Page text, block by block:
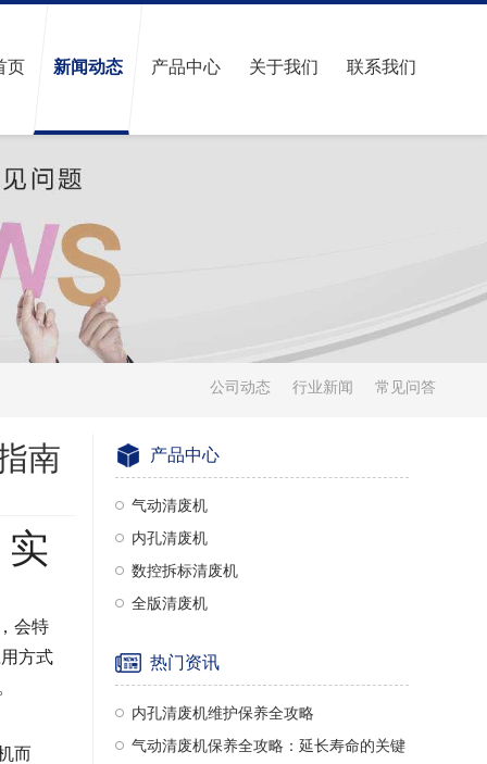
页 新闻动态 产品中心 关于我们 联系我们
公司动态 行业新闻 常见问答
南
会特
方式
而
产品中心
气动清废机
内孔清废机
数控拆标清废机
全版清废机
热门资讯
内孔清废机维护保养全攻略
气动清废机保养全攻略：延长寿命的关键